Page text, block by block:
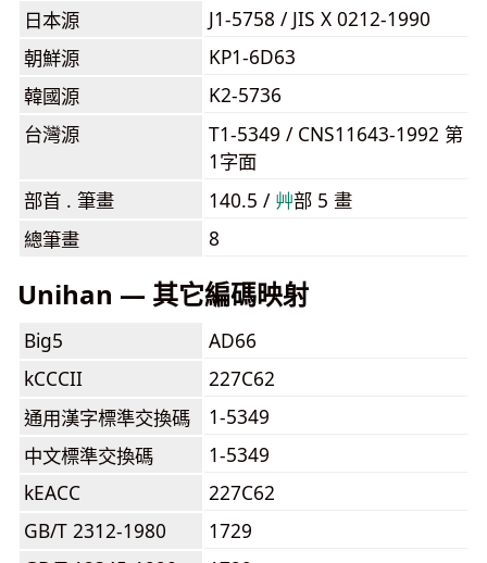
日本源
J1-5758 / JIS X 0212-1990
朝鮮源
KP1-6D63
韓國源
K2-5736
台灣源
T1-5349 / CNS11643-1992 第
1字面
部首 . 筆畫
140.5 / ⾋部 5 畫
總筆畫
8
Unihan — 其它編碼映射
Big5
AD66
kCCCII
227C62
通用漢字標準交換碼
1-5349
中文標準交換碼
1-5349
kEACC
227C62
GB/T 2312-1980
1729